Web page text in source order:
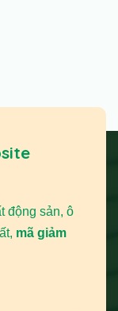
động sản, ô
mã giảm